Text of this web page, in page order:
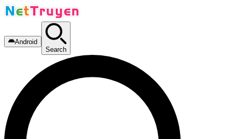
Android
Search